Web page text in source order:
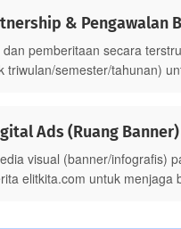
& Pengawalan
dan pemberitaan secara
triwulan/semester/tahunan)
Ads (Ruang Banner)
visual (banner/infografis)
elitkita.com untuk menjaga